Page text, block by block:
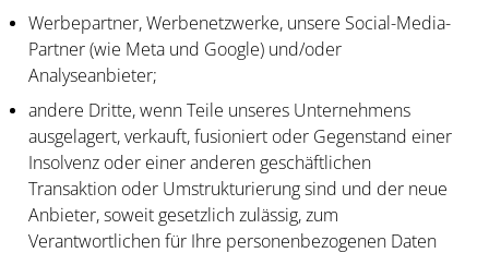
Werbepartner, Werbenetzwerke, unsere Social-Media-
Partner (wie Meta und Google) und/oder
Analyseanbieter;
andere Dritte, wenn Teile unseres Unternehmens
ausgelagert, verkauft, fusioniert oder Gegenstand einer
Insolvenz oder einer anderen geschäftlichen
Transaktion oder Umstrukturierung sind und der neue
Anbieter, soweit gesetzlich zulässig, zum
Verantwortlichen für Ihre personenbezogenen Daten